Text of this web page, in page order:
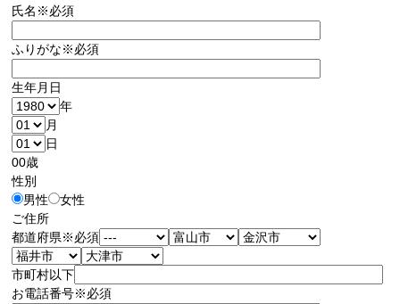
氏名 ※必須
ふりがな※必須
生年月日
年
月
日
00歳
性別
男性
女性
ご住所
都道府県※必須
市町村以下
お電話番号※必須